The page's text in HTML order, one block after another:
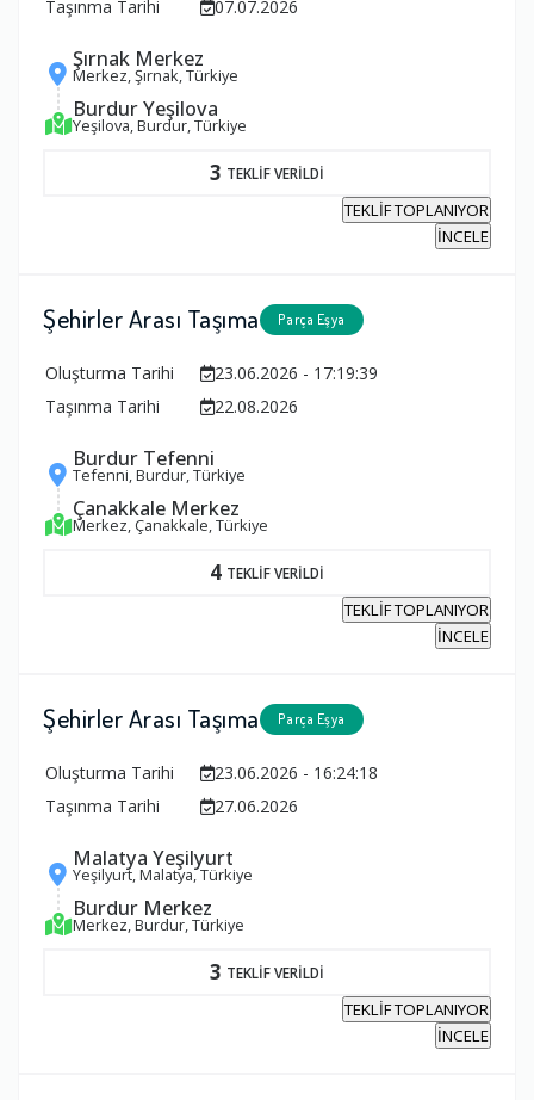
Taşınma Tarihi
07.07.2026
Şırnak Merkez
Merkez, Şırnak, Türkiye
Burdur Yeşilova
Yeşilova, Burdur, Türkiye
3 TEKLİF VERİLDİ
TEKLİF TOPLANIYOR
İNCELE
Şehirler Arası Taşıma Parça Eşya
Oluşturma Tarihi
23.06.2026 - 17:19:39
Taşınma Tarihi
22.08.2026
Burdur Tefenni
Tefenni, Burdur, Türkiye
Çanakkale Merkez
Merkez, Çanakkale, Türkiye
4 TEKLİF VERİLDİ
TEKLİF TOPLANIYOR
İNCELE
Şehirler Arası Taşıma Parça Eşya
Oluşturma Tarihi
23.06.2026 - 16:24:18
Taşınma Tarihi
27.06.2026
Malatya Yeşilyurt
Yeşilyurt, Malatya, Türkiye
Burdur Merkez
Merkez, Burdur, Türkiye
3 TEKLİF VERİLDİ
TEKLİF TOPLANIYOR
İNCELE